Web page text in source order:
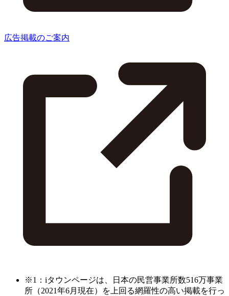
広告掲載のご案内
※1：iタウンページは、日本の民営事業所数516万事業
所（2021年6月現在）を上回る網羅性の高い掲載を行っ